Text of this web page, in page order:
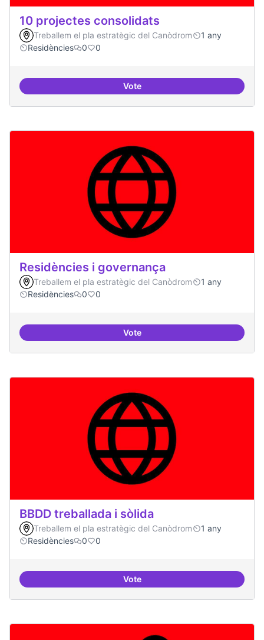
10 projectes consolidats
Treballem el pla estratègic del Canòdrom
1 any
Residències
0 0
Vote10 projectes consolidats
Residències i governança
Treballem el pla estratègic del Canòdrom
1 any
Residències
0 0
VoteResidències i governança
BBDD treballada i sòlida
Treballem el pla estratègic del Canòdrom
1 any
Residències
0 0
VoteBBDD treballada i sòlida